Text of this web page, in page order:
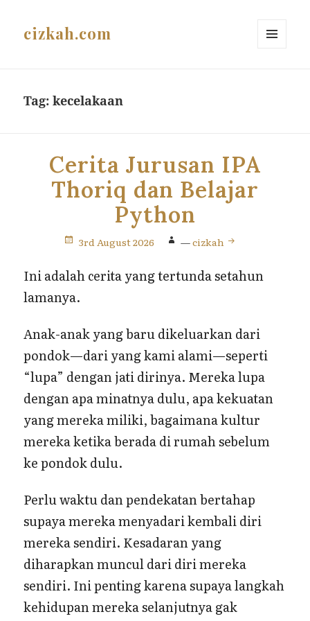
cizkah.com
Tag:kecelakaan
Cerita Jurusan IPA
Thoriq dan Belajar
Python
3rd August 2026 —cizkah
Ini adalah cerita yang tertunda setahun
lamanya.
Anak-anak yang baru dikeluarkan dari
pondok—dari yang kami alami—seperti
“lupa” dengan jati dirinya. Mereka lupa
dengan apa minatnya dulu, apa kekuatan
yang mereka miliki, bagaimana kultur
mereka ketika berada di rumah sebelum
ke pondok dulu.
Perlu waktu dan pendekatan bertahap
supaya mereka menyadari kembali diri
mereka sendiri. Kesadaran yang
diharapkan muncul dari diri mereka
sendiri. Ini penting karena supaya langkah
kehidupan mereka selanjutnya gak